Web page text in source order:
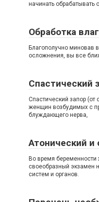
начинать обрабатывать
Обработка
Благополучно миновав
осложнения, вы все
Спастический
Спастический запор (от
женщин возбудимых с
блуждающего нерва,
Атонический и
Вo время
своеобразный экзамен
систем и органов.